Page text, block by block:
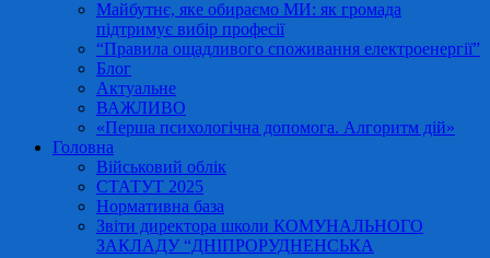
Майбутнє, яке обираємо МИ: як громада
підтримує вибір професії
“Правила ощадливого споживання електроенергії”
Блог
Актуальне
ВАЖЛИВО
«Перша психологічна допомога. Алгоритм дій»
Головна
Військовий облік
СТАТУТ 2025
Нормативна база
Звіти директора школи КОМУНАЛЬНОГО
ЗАКЛАДУ “ДНІПРОРУДНЕНСЬКА